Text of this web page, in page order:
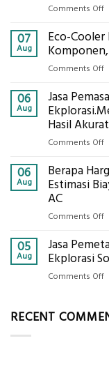
Comments Offon
07
Aug
Eco-
Comments Offon
06
Aug
Jasa
Hasil Akurat
Comments Offon
06
Aug
Berapa
Estimasi
AC
Comments Offon
05
Aug
Jasa
Ekplorasi
Comments Offon
RECENT